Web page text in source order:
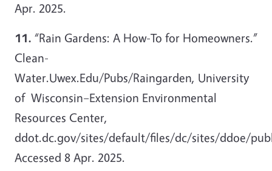
Apr. 2025.
11. “Rain Gardens: A How-To for Homeowners.”
Clean-
Water.Uwex.Edu/Pubs/Raingarden, University
of Wisconsin–Extension Environmental
Resources Center,
ddot.dc.gov/sites/default/files/dc/sites/ddoe/
Accessed 8 Apr. 2025.